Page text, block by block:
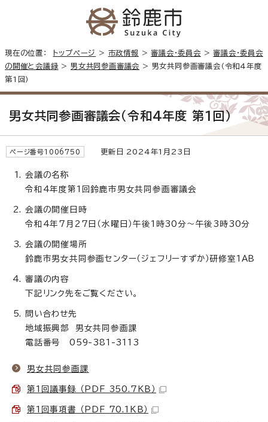
現在の位置： トップページ > 市政情報 >審議会・委員会 >審議会・委員会
の開催と会議録 >男女共同参画審議会 > 男女共同参画審議会（令和4年度
第1回）
男女共同参画審議会（令和4年度 第1回）
ページ番号1006750 更新日 2024年1月23日
会議の名称
令和4年度第1回鈴鹿市男女共同参画審議会
会議の開催日時
令和4年7月27日（水曜日）午後1時30分～午後3時30分
会議の開催場所
鈴鹿市男女共同参画センター（ジェフリーすずか）研修室1AB
審議の内容
下記リンク先をご覧ください。
問い合わせ先
地域振興部 男女共同参画課
電話番号 059-381-3113
男女共同参画課
第1回議事録 （PDF 350.7KB）
第1回事項書 （PDF 70.1KB）